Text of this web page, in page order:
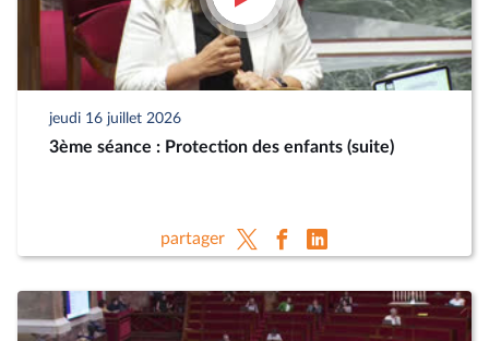
jeudi 16 juillet 2026
3ème séance : Protection des enfants (suite)
partager